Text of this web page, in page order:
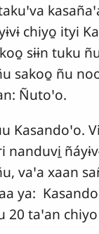
chiyo̱ ityi
sɨɨn tuku
sakoo̱ ñu
Ñutoꞌo.
Kasandoꞌo.
nanduvi̱
vaꞌa xaan
ya:
20 taꞌan